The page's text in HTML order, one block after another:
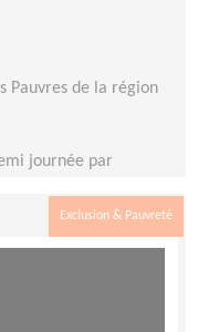
Pauvres de la région
journée par
Exclusion & Pauvreté